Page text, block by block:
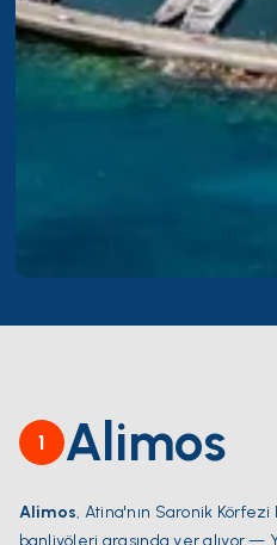
1 Alimos
Alimos, Atina'nın Saronik
banliyöleri arasında yer alıyor —